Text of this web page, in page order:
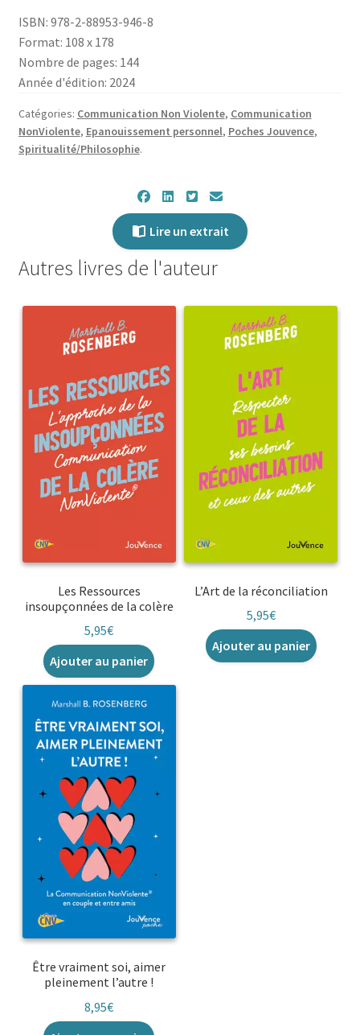
de
la
Communication
NonViolente
ISBN: 978-2-88953-946-8
Format: 108 x 178
Nombre de pages: 144
Année d'édition: 2024
Catégories: Communication Non Violente, Communication
NonViolente, Epanouissement personnel, Poches Jouvence,
Spiritualité/Philosophie.
Lire un extrait
Autres livres de l'auteur
Les Ressources
insoupçonnées de la colère
5,95€
Ajouter au panier
L’Art de la réconciliation
5,95€
Ajouter au panier
Être vraiment soi, aimer
pleinement l’autre !
8,95€